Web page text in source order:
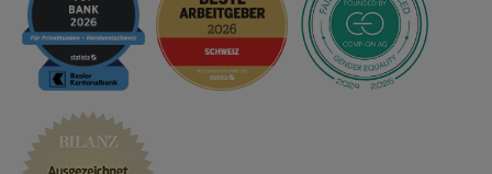
s
p
r
ä
c
h